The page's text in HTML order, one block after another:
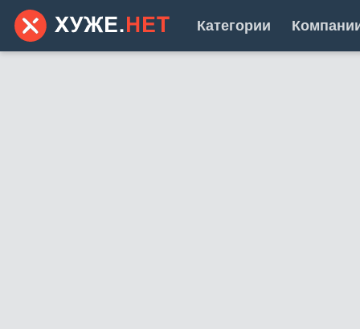
Категории